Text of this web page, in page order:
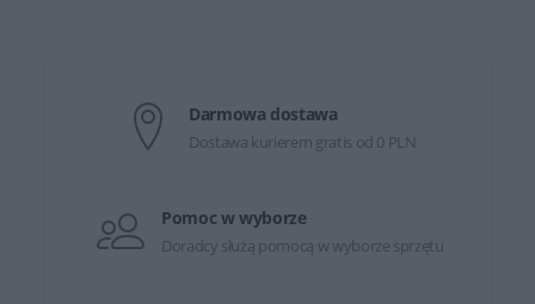
Darmowa dostawa
Dostawa kurierem gratis od 0 PLN
Pomoc w wyborze
Doradcy służą pomocą w wyborze sprzętu